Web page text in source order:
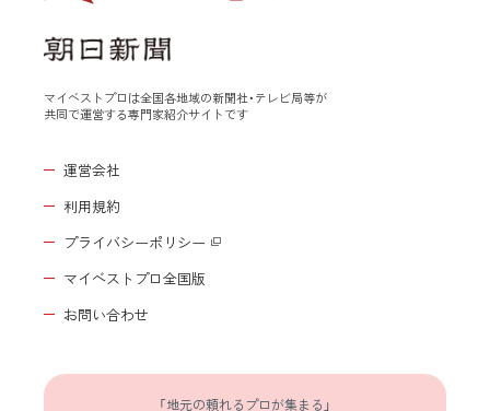
マイベストプロは全国各地域の新聞社・テレビ局等が
共同で運営する専門家紹介サイトです
運営会社
利用規約
プライバシーポリシー
マイベストプロ全国版
お問い合わせ
「地元の頼れるプロが集まる」